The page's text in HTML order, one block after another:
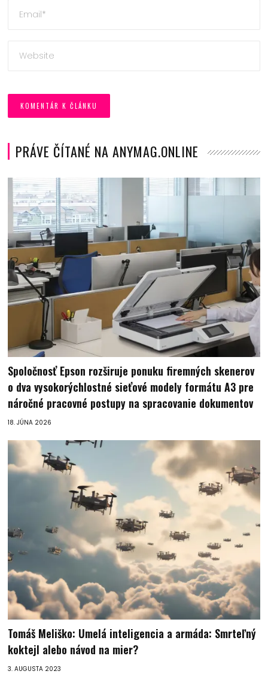
PRÁVE ČÍTANÉ NA ANYMAG.ONLINE
Spoločnosť Epson rozširuje ponuku firemných skenerov
o dva vysokorýchlostné sieťové modely formátu A3 pre
náročné pracovné postupy na spracovanie dokumentov
18. JÚNA 2026
Tomáš Meliško: Umelá inteligencia a armáda: Smrteľný
koktejl alebo návod na mier?
3. AUGUSTA 2023